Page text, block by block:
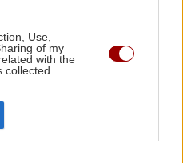
Use,
of my
with the
Παπουτσάκη με μαγιό
17:51
για τη
Τσεκμέ»
της
για το «μπλόκο» του
ανάσυρση του